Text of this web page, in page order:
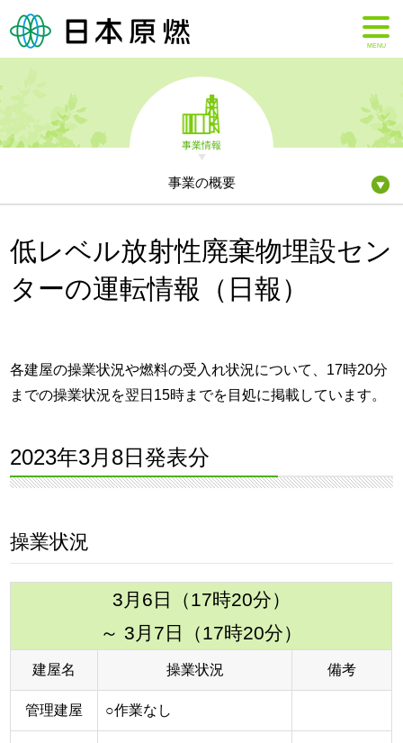
MENU
事業情報
事業の概要
低レベル放射性廃棄物埋設セン
ターの運転情報（日報）
各建屋の操業状況や燃料の受入れ状況について、17時20分
までの操業状況を翌日15時までを目処に掲載しています。
2023年3月8日発表分
操業状況
3月6日（17時20分）
～ 3月7日（17時20分）
建屋名 操業状況 備考
管理建屋 ○作業なし